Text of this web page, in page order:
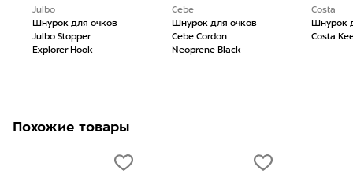
очков
Шнурок для очков
Шнурок для очков
Costa Keeper Black
Похожие товары